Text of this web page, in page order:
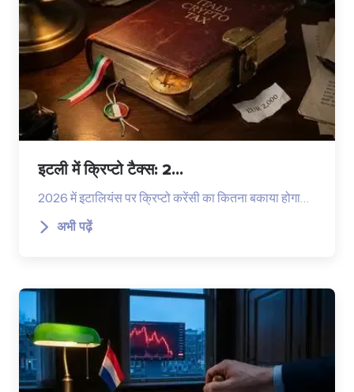
इटली में क्रिप्टो टैक्स: 2...
2026 में इटालियंस पर क्रिप्टो करेंसी का कितना बकाया होगा…
अभी पढ़ें